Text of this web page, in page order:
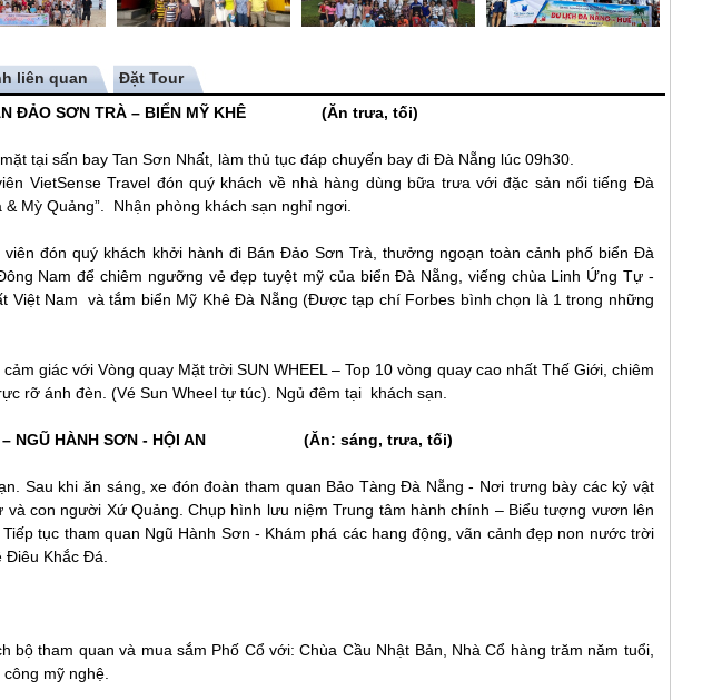
liên quan
ĐẢO SƠN TRÀ – BIỂN MỸ KHÊ (Ăn trưa, tối)
tại sấn bay Tan Sơn Nhất, làm thủ tục đáp chuyến bay điĐà Nẵng lúc 09h30.
VietSense Travel đón quý khách về nhà hàng dùng bữa trưa với đặc sản nổi tiếng Đà
Mỳ Quảng”. Nhận phòng khách sạn nghỉ ngơi.
đón quý khách khởi hành đi Bán Đảo Sơn Trà, thưởng ngoạn toàn cảnh phố biển Đà
Nam để chiêm ngưỡng vẻ đẹp tuyệt mỹ của biểnĐà Nẵng , viếng chùa Linh Ứng Tự -
Việt Nam và tắm biển Mỹ KhêĐà Nẵng (Được tạp chí Forbes bình chọn là 1 trong những
giác với Vòng quay Mặt trời SUN WHEEL – Top 10 vòng quay cao nhất Thế Giới, chiêm
rỡ ánh đèn. (Vé Sun Wheel tự túc). Ngủ đêm tại khách sạn.
– NGŨ HÀNH SƠN - HỘI AN (Ăn: sáng, trưa, tối)
Sau khi ăn sáng, xe đón đoàn tham quan Bảo TàngĐà Nẵng - Nơi trưng bày các kỷ vật
và con người Xứ Quảng. Chụp hình lưu niệm Trung tâm hành chính – Biểu tượng vươn lên
. Tiếp tục tham quan Ngũ Hành Sơn - Khám phá các hang động, vãn cảnh đẹp non nước trời
Điêu Khắc Đá.
bộ tham quan và mua sắm Phố Cổ với: Chùa Cầu Nhật Bản, Nhà Cổ hàng trăm năm tuổi,
mỹ nghệ.